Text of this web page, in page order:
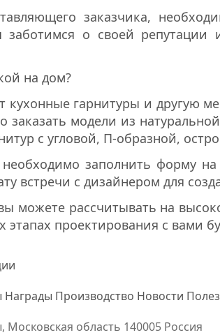
заказчика,
о своей репутации
на дом?
гарнитуры и другую
модели из
с угловой, П-образной,
заполнить форму
встречи с дизайнером для
можете рассчитывать на
проектирования с вами
Награды Производство Новости
область 140005 Россия